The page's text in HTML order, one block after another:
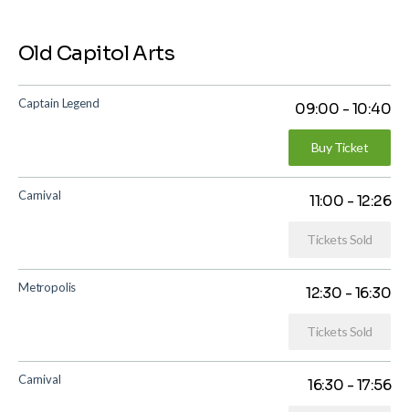
Old Capitol Arts
Captain Legend 09:00 -10:40
Buy Ticket
Carnival 11:00 -12:26
Tickets Sold
Metropolis 12:30 -16:30
Tickets Sold
Carnival 16:30 -17:56